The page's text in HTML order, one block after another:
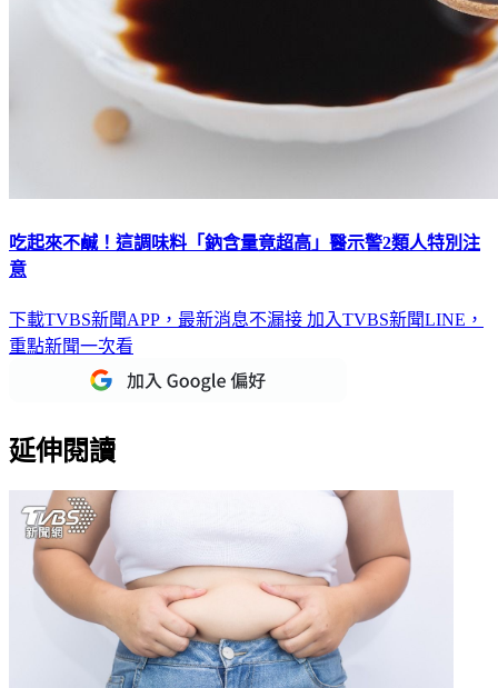
吃起來不鹹！這調味料「鈉含量竟超高」醫示警2類人特別注
意
下載TVBS新聞APP，最新消息不漏接 加入TVBS新聞LINE，
重點新聞一次看
延伸閱讀